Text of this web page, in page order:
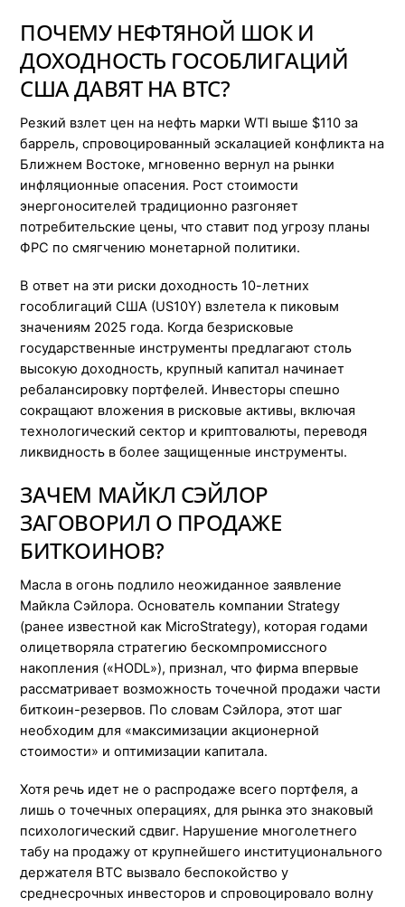
ПОЧЕМУ НЕФТЯНОЙ ШОК И
ДОХОДНОСТЬ ГОСОБЛИГАЦИЙ
США ДАВЯТ НА BTC?
Резкий взлет цен на нефть марки WTI выше $110 за
баррель, спровоцированный эскалацией конфликта на
Ближнем Востоке, мгновенно вернул на рынки
инфляционные опасения. Рост стоимости
энергоносителей традиционно разгоняет
потребительские цены, что ставит под угрозу планы
ФРС по смягчению монетарной политики.
В ответ на эти риски доходность 10-летних
гособлигаций США (US10Y) взлетела к пиковым
значениям 2025 года. Когда безрисковые
государственные инструменты предлагают столь
высокую доходность, крупный капитал начинает
ребалансировку портфелей. Инвесторы спешно
сокращают вложения в рисковые активы, включая
технологический сектор и криптовалюты, переводя
ликвидность в более защищенные инструменты.
ЗАЧЕМ МАЙКЛ СЭЙЛОР
ЗАГОВОРИЛ О ПРОДАЖЕ
БИТКОИНОВ?
Масла в огонь подлило неожиданное заявление
Майкла Сэйлора. Основатель компании Strategy
(ранее известной как MicroStrategy), которая годами
олицетворяла стратегию бескомпромиссного
накопления («HODL»), признал, что фирма впервые
рассматривает возможность точечной продажи части
биткоин-резервов. По словам Сэйлора, этот шаг
необходим для «максимизации акционерной
стоимости» и оптимизации капитала.
Хотя речь идет не о распродаже всего портфеля, а
лишь о точечных операциях, для рынка это знаковый
психологический сдвиг. Нарушение многолетнего
табу на продажу от крупнейшего институционального
держателя BTC вызвало беспокойство у
среднесрочных инвесторов и спровоцировало волну